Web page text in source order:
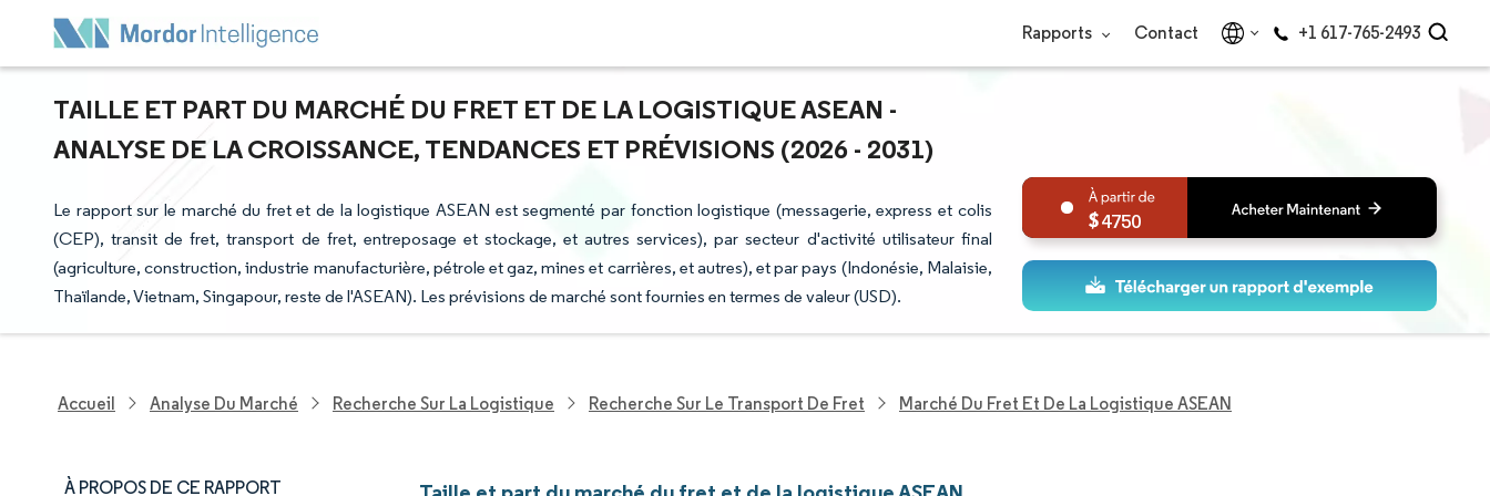
Rapports Contact +1 617-765-2493
TAILLE ET PART DU MARCHÉ DU FRET ET DE LA LOGISTIQUE ASEAN -
ANALYSE DE LA CROISSANCE, TENDANCES ET PRÉVISIONS (2026 - 2031)
Le rapport sur le marché du fret et de la logistique ASEAN est segmenté par fonction logistique (messagerie, express et colis
(CEP), transit de fret, transport de fret, entreposage et stockage, et autres services), par secteur d'activité utilisateur final
(agriculture, construction, industrie manufacturière, pétrole et gaz, mines et carrières, et autres), et par pays (Indonésie, Malaisie,
Thaïlande, Vietnam, Singapour, reste de l'ASEAN). Les prévisions de marché sont fournies en termes de valeur (USD).
4750
Accueil Analyse Du Marché Recherche Sur La Logistique Recherche Sur Le Transport De Fret Marché Du Fret Et De La Logistique ASEAN
À PROPOS DE CE RAPPORT